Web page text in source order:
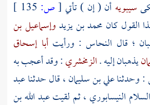
سيبويه أن ( إن ) تأتي [ص:
القول كان محمد بن يزيدوإسماعيل بن
؛ قال النحاس : ورأيتأبا إسحاق
يذهبان إليه .الزمخشري: وقد أعجب به
: وحدثناعلي بن سليمان ،قال حدثناعبد
النيسابوري ،ثم لقيتعبد الله بن